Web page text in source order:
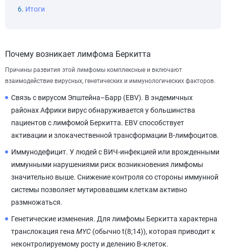
Итоги
Почему возникает лимфома Беркитта
Причины развития этой лимфомы комплексные и включают
взаимодействие вирусных, генетических и иммунологических факторов.
Связь с вирусом Эпштейна–Барр (EBV). В эндемичных
районах Африки вирус обнаруживается у большинства
пациентов с лимфомой Беркитта. EBV способствует
активации и злокачественной трансформации В-лимфоцитов.
Иммунодефицит. У людей с ВИЧ-инфекцией или врожденными
иммунными нарушениями риск возникновения лимфомы
значительно выше. Снижение контроля со стороны иммунной
системы позволяет мутировавшим клеткам активно
размножаться.
Генетические изменения. Для лимфомы Беркитта характерна
транслокация гена MYC (обычно t(8;14)), которая приводит к
неконтролируемому росту и делению В-клеток.